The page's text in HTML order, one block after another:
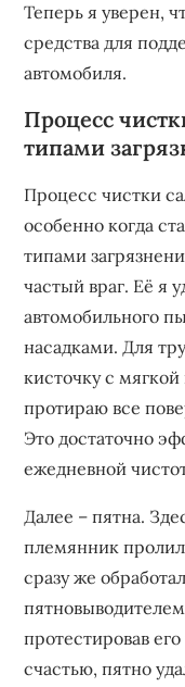
Теперь я уверен,
средства для
автомобиля.
Процесс
типами
Процесс чистки
особенно когда
типами
частый враг. Её я
автомобильного
насадками. Для
кисточку с
протираю все
Это достаточно
ежедневной
Далее – пятна.
племянник
сразу же
протестировав
счастью, пятно